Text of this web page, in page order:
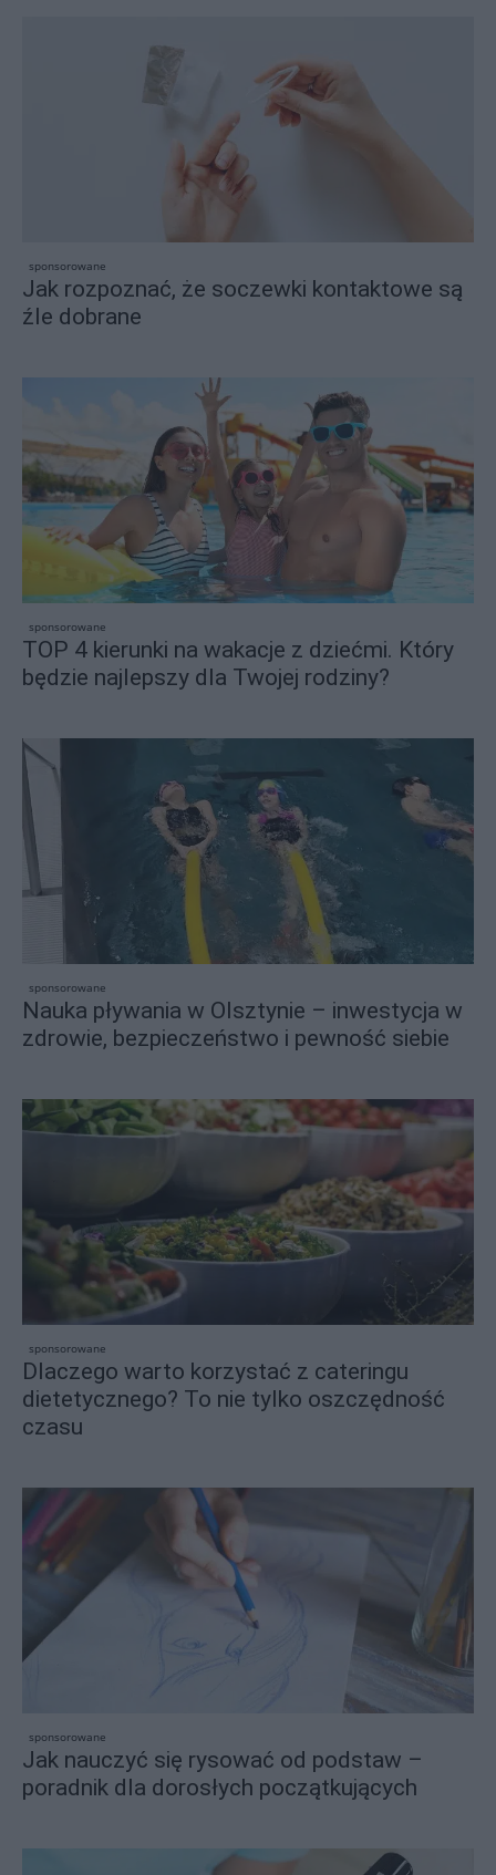
sponsorowane
Jak rozpoznać, że soczewki kontaktowe są
źle dobrane
sponsorowane
TOP 4 kierunki na wakacje z dziećmi. Który
będzie najlepszy dla Twojej rodziny?
sponsorowane
Nauka pływania w Olsztynie – inwestycja w
zdrowie, bezpieczeństwo i pewność siebie
sponsorowane
Dlaczego warto korzystać z cateringu
dietetycznego? To nie tylko oszczędność
czasu
sponsorowane
Jak nauczyć się rysować od podstaw –
poradnik dla dorosłych początkujących